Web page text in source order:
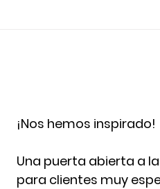
¡Nos hemos inspirado!
Una puerta abierta a
para clientes muy